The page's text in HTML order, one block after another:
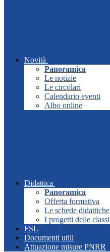
Novità
Panoramica
Le notizie
Le circolari
Calendario eventi
Albo online
Didattica
Panoramica
Offerta formativa
Le schede didattiche
I progetti delle classi
FSL
Documenti utili
Attuazione misure PNRR